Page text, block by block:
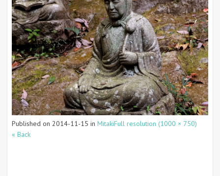
Published on 2014-11-15 in MitakiFull resolution (1000 × 750)
« Back